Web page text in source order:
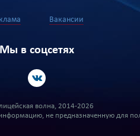
Вакансии
Мы в соцсетях
волна, 2014-2026
не предназначенную для